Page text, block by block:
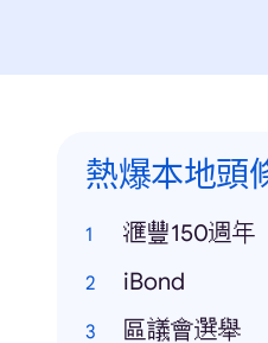
熱爆本地頭
滙豐150週年
iBond
區議會選舉